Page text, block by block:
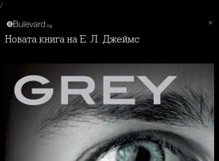
/
Новата книга на Е. Л. Джеймс